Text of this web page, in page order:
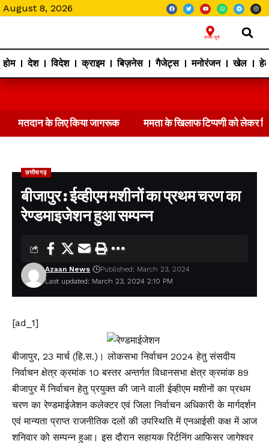
August 8, 2026
राज्य चुने
होम देश विदेश क्राइम बिज़नेस गैजेट्स मनोरंजन खेल
मतदान के लिए किया जागरूक ममता के खिलाफ टिप्पणी को लेकर
छत्तीसगढ़
बीजापुर : ईव्हीएम मशीनों का प्रथम चरण का
रेण्डमाइजेशन हुआ सम्पन्न
Last updated: March 23, 2024 2:10 PM
Azaan News Published: March 23, 2024
[ad_1]
बीजापुर, 23 मार्च (हि.स.)। लोकसभा निर्वाचन 2024 हेतु संसदीय
निर्वाचन क्षेत्र क्रमांक 10 बस्तर अन्तर्गत विधानसभा क्षेत्र क्रमांक 89
बीजापुर में निर्वाचन हेतु प्रयुक्त की जाने वाली ईव्हीएम मशीनों का प्रथम
चरण का रेण्डमाईजेशन कलेक्टर एवं जिला निर्वाचन अधिकारी के मार्गदर्शन
एवं मान्यता प्राप्त राजनीतिक दलों की उपस्थिति में एनआईसी कक्ष में आज
शनिवार को सम्पन्न हुआ। इस दौरान सहायक रिर्टनिंग आफिसर जागेश्वर